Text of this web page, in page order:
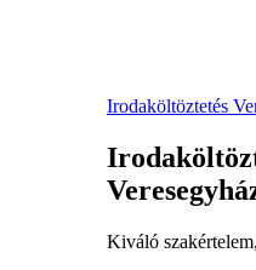
Irodaköltöztetés
Kiváló